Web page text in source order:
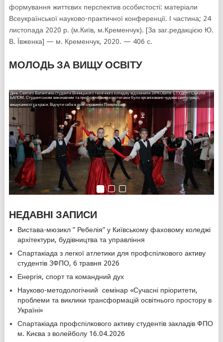
формування життєвих перспектив особистості: матеріали
Всеукраїнської науково-практичної конференції. І частина; 24
листопада 2020 р. (м.Київ, м.Кременчук). [За заг.редакцією Ю.
В. Ївженка] — м. Кременчук, 2020. — 406 с.
МОЛОДЬ ЗА ВИЩУ ОСВІТУ
День Святого Валентина студенти Вінницького технічного коледжу відзначили ЗІРКОВИМ СТУДЕНТСЬКИМ
БАЛОМ. Студентським виконавчим та профспілковим комітетами було організовано чудове свято грації,
вишуканості та краси. Відчути себе в ролі справжніх Попелюшок …
22 лютого на Європейській площі міста пройшла акція пам’яті "Як народжувались Герої". Студентський
виконавчий та профспілковий комітети взяли активну участь в акції.
До заходу долучилося близько двохсот студентів із усіх навчальних закладів міста. …
ГЕРОЯМ НЕБЕСНОЇ СОТНІ ТА УЧАСНИКАМ АТО ПРИСВЯЧУЄТЬСЯ…
17 лютого в актовій залі Вінницького технічного коледжу студентським виконавчим та профспілковим
комітетами було організовано та проведено вечір-реквієм, присвячений вшануванню пам’яті Героїв Небесної …
НЕДАВНІ ЗАПИСИ
Вистава-мюзикл ” Ребелія” у Київському фаховому коледжі
архітектури, будівництва та управління
Спартакіада з легкої атлетики для профспілкового активу
студентів ЗФПО, 6 травня 2026
Енергія, спорт та командний дух
Науково-методологічний семінар «Сучасні пріоритети,
проблеми та виклики трансформацій освітнього простору в
Україні»
Спартакіада профспілкового активу студентів закладів ФПО
м. Києва з волейболу 16.04.2026